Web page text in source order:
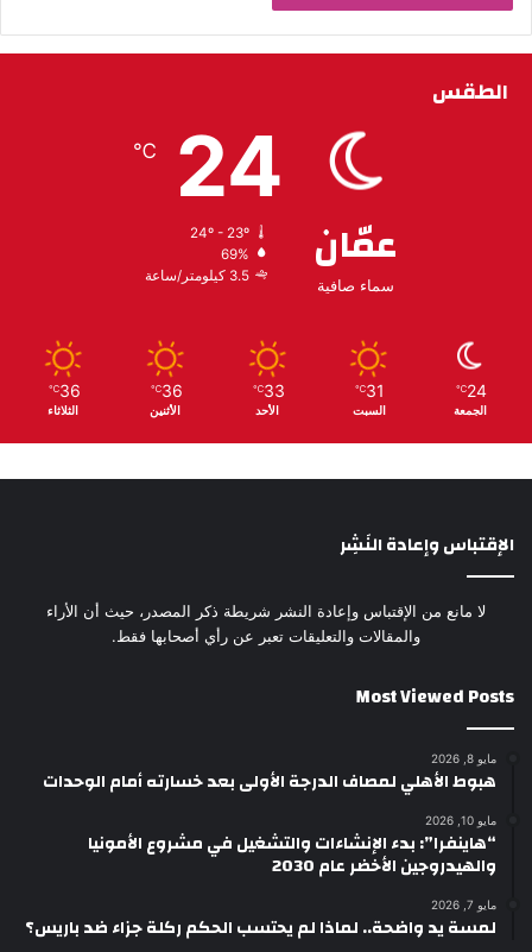
الطقس
عمّان
سماء صافية
24
℃
24º - 23º
69%
3.5 كيلومتر/ساعة
24
℃
الجمعة
31
℃
السبت
33
℃
الأحد
36
℃
الأثنين
36
℃
الثلاثاء
الإقتباس وإعادة النَشِر
لا مانع من الإقتباس وإعادة النشر شريطة ذكر المصدر، حيث أن الأراء
والمقالات والتعليقات تعبر عن رأي أصحابها فقط.
Most Viewed Posts
مايو 8, 2026
هبوط الأهلي لمصاف الدرجة الأولى بعد خسارته أمام الوحدات
مايو 10, 2026
“هاينفرا”: بدء الإنشاءات والتشغيل في مشروع الأمونيا
والهيدروجين الأخضر عام 2030
مايو 7, 2026
لمسة يد واضحة.. لماذا لم يحتسب الحكم ركلة جزاء ضد باريس؟